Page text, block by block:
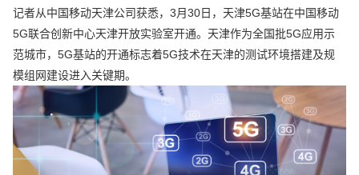
记者从中国移动天津公司获悉，3月30日，天津5G基站在中国移动
5G联合创新中心天津开放实验室开通。天津作为全国批5G应用示
范城市，5G基站的开通标志着5G技术在天津的测试环境搭建及规
模组网建设进入关键期。